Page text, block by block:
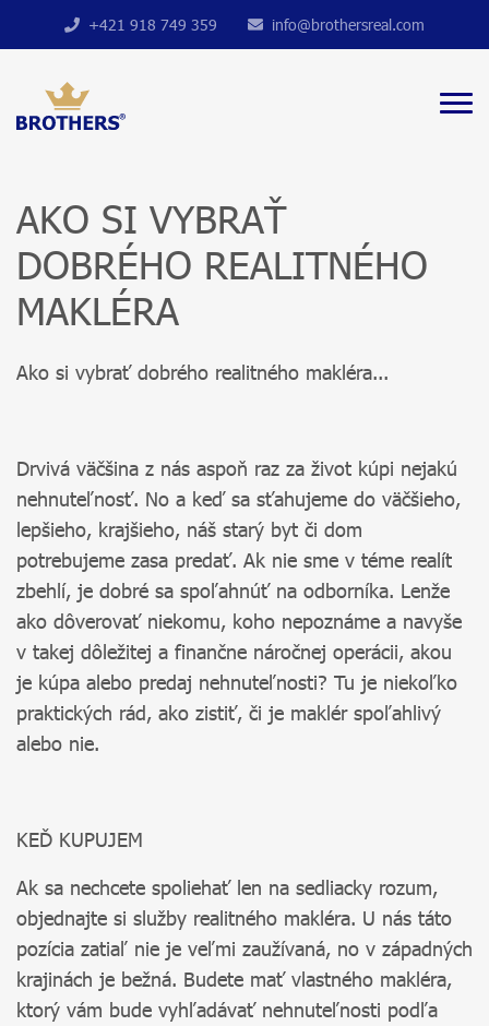
+421 918 749 359 info@brothersreal.com
AKO SI VYBRAŤ
DOBRÉHO REALITNÉHO
MAKLÉRA
Ako si vybrať dobrého realitného makléra...
Drvivá väčšina z nás aspoň raz za život kúpi nejakú
nehnuteľnosť. No a keď sa sťahujeme do väčšieho,
lepšieho, krajšieho, náš starý byt či dom
potrebujeme zasa predať. Ak nie sme v téme realít
zbehlí, je dobré sa spoľahnúť na odborníka. Lenže
ako dôverovať niekomu, koho nepoznáme a navyše
v takej dôležitej a finančne náročnej operácii, akou
je kúpa alebo predaj nehnuteľnosti? Tu je niekoľko
praktických rád, ako zistiť, či je maklér spoľahlivý
alebo nie.
KEĎ KUPUJEM
Ak sa nechcete spoliehať len na sedliacky rozum,
objednajte si služby realitného makléra. U nás táto
pozícia zatiaľ nie je veľmi zaužívaná, no v západných
krajinách je bežná. Budete mať vlastného makléra,
ktorý vám bude vyhľadávať nehnuteľnosti podľa